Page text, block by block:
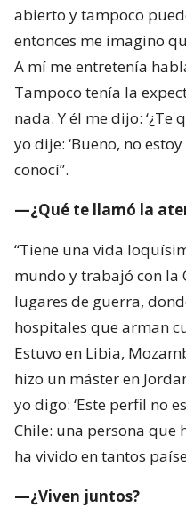
abierto y tampoco
entonces me imagino
A mí me entretenía
Tampoco tenía la
nada. Y él me dijo: ‘¿Te
yo dije: ‘Bueno, no
conocí”.
—¿Qué te llamó la
“Tiene una vida
mundo y trabajó con la
lugares de guerra,
hospitales que arman
Estuvo en Libia,
hizo un máster en
yo digo: ‘Este perfil no
Chile: una persona
ha vivido en tantos
—¿Viven juntos?